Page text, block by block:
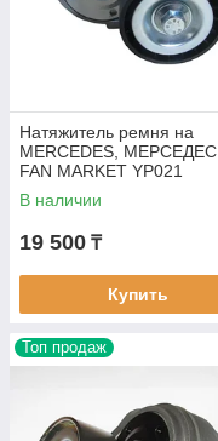
Натяжитель ремня на
MERCEDES, МЕРСЕДЕС,
FAN MARKET YP021
В наличии
19 500 ₸
Купить
Топ продаж